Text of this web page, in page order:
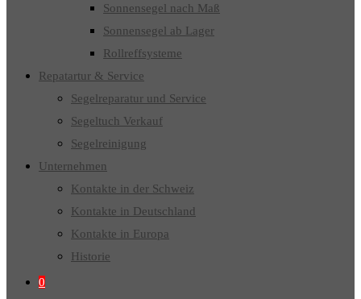
Sonnensegel nach Maß
Sonnensegel ab Lager
Rollreffsysteme
Repatartur & Service
Segelreparatur und Service
Segeltuch Verkauf
Segelreinigung
Unternehmen
Kontakte in der Schweiz
Kontakte in Deutschland
Kontakte in Europa
Historie
0